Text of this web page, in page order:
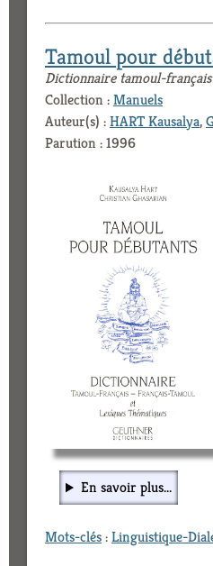
Tamoul pour
Dictionnaire tamoul-
Collection :Manuels
Auteur(s) :HART Kausalya,
Parution : 1996
En savoir plus...
Mots-clés:Linguistique-